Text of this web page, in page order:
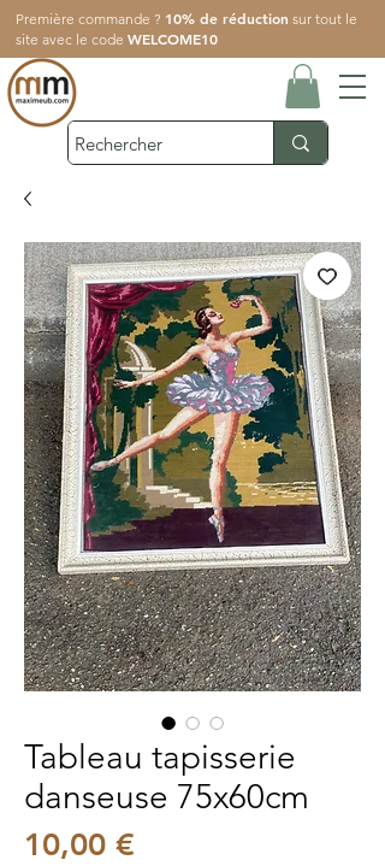
Première commande ? 10% de réduction sur tout le
site avec le code WELCOME10
Tableau tapisserie
danseuse 75x60cm
10,00 €